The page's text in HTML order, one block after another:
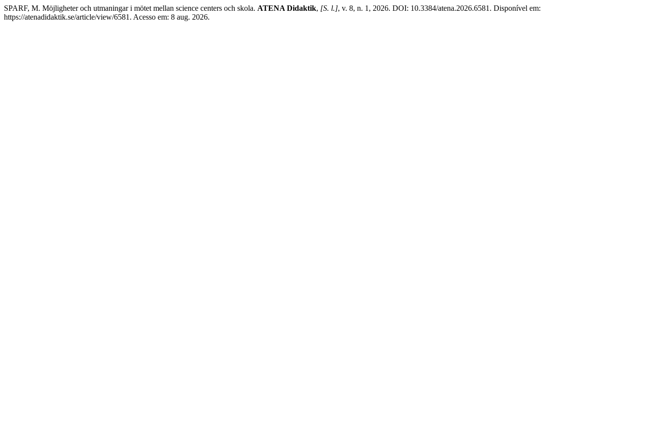
SPARF, M. Möjligheter och utmaningar i mötet mellan science centers och skola. ATENA Didaktik, [S. l.], v. 8, n. 1, 2026. DOI: 10.3384/atena.2026.6581. Disponível em:
https://atenadidaktik.se/article/view/6581. Acesso em: 8 aug. 2026.